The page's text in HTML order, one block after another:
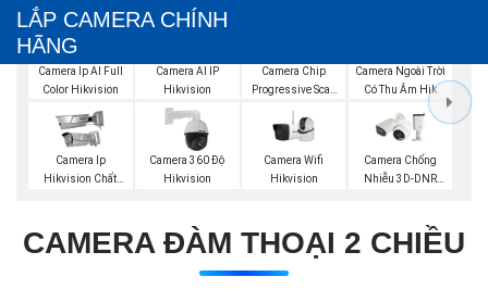
LẮP CAMERA CHÍNH
HÃNG
Camera Ip AI Full
Color Hikvision
Camera AI IP
Hikvision
Camera Chip
Progressive Scan
Camera Ngoài Trời
Có Thu Âm Hik
Camera Ip
Hikvision Chất
Camera 360 Độ
Hikvision
Camera Wifi
Hikvision
Camera Chống
Nhiễu 3D-DNR
CAMERA ĐÀM THOẠI 2 CHIỀU